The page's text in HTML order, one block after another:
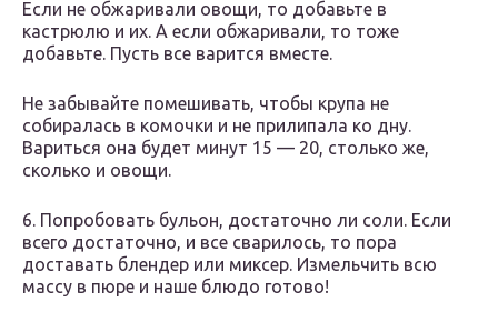
Если не обжаривали овощи, то добавьте в
кастрюлю и их. А если обжаривали, то тоже
добавьте. Пусть все варится вместе.
Не забывайте помешивать, чтобы крупа не
собиралась в комочки и не прилипала ко дну.
Вариться она будет минут 15 — 20, столько же,
сколько и овощи.
6. Попробовать бульон, достаточно ли соли. Если
всего достаточно, и все сварилось, то пора
доставать блендер или миксер. Измельчить всю
массу в пюре и наше блюдо готово!